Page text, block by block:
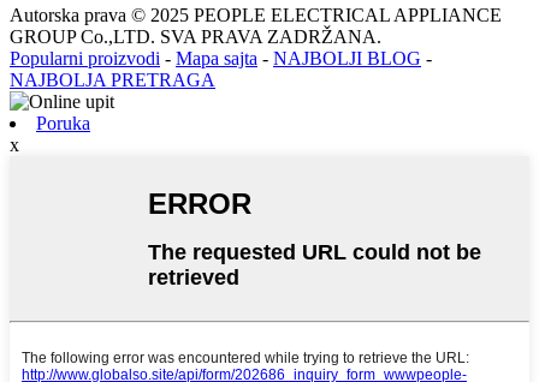
Autorska prava © 2025 PEOPLE ELECTRICAL APPLIANCE
GROUP Co.,LTD. SVA PRAVA ZADRŽANA.
Popularni proizvodi - Mapa sajta - NAJBOLJI BLOG -
NAJBOLJA PRETRAGA
Poruka
x